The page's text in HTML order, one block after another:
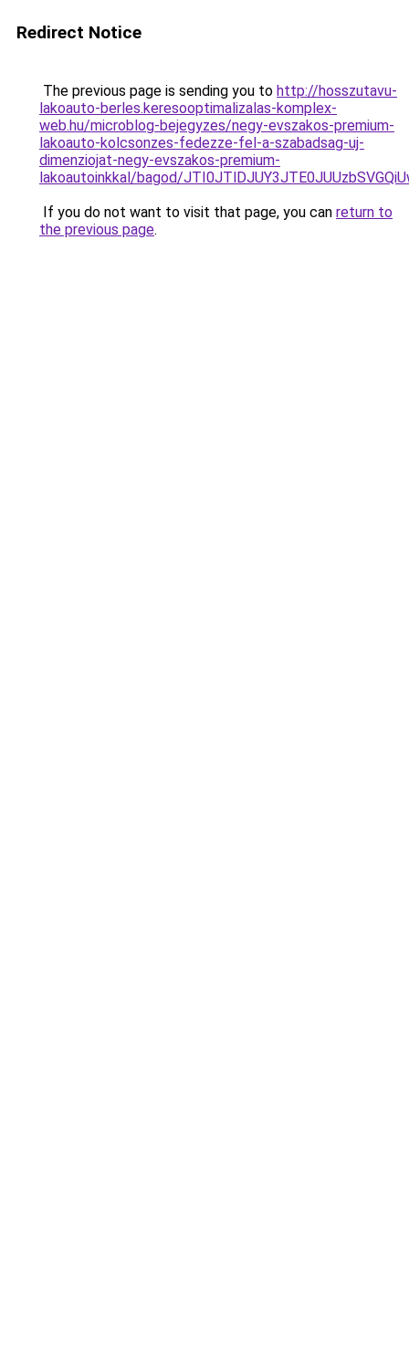
Redirect Notice
The previous page is sending you to http://hosszutavu-
lakoauto-berles.keresooptimalizalas-komplex-
web.hu/microblog-bejegyzes/negy-evszakos-premium-
lakoauto-kolcsonzes-fedezze-fel-a-szabadsag-uj-
dimenziojat-negy-evszakos-premium-
lakoautoinkkal/bagod/
If you do not want to visit that page, you can return to
the previous page.